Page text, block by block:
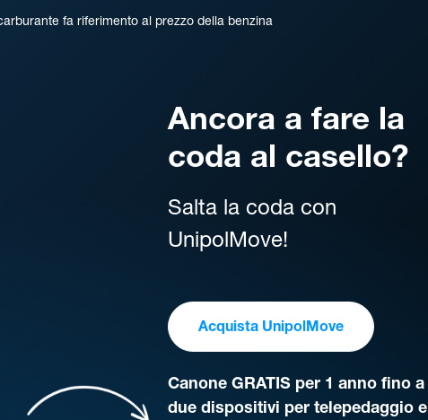
fa riferimento al prezzo della benzina
Ancora a fare la
coda al casello?
Salta la coda con
UnipolMove!
Acquista UnipolMove
Canone GRATIS per 1 anno fino a
due dispositivi per telepedaggio e